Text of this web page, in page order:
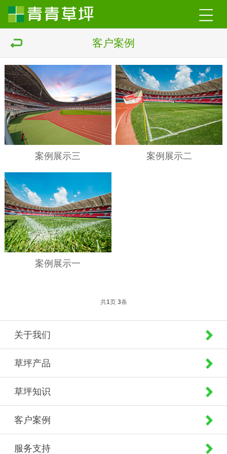
客户案例
案例展示三 案例展示二
案例展示一
共1页 3条
关于我们
草坪产品
草坪知识
客户案例
服务支持